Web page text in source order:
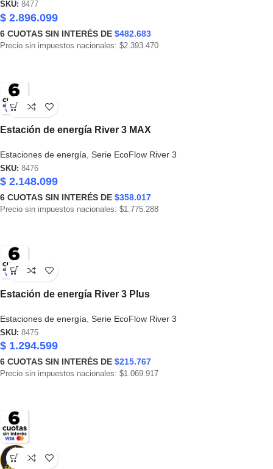
SKU: 8477
$ 2.896.099
6 CUOTAS SIN INTERÉS DE $482.683
Precio sin impuestos nacionales: $2.393.470
Estación de energía River 3 MAX
Estaciones de energía Serie EcoFlow River 3
SKU: 8476
$ 2.148.099
6 CUOTAS SIN INTERÉS DE $358.017
Precio sin impuestos nacionales: $1.775.288
Estación de energía River 3 Plus
Estaciones de energía Serie EcoFlow River 3
SKU: 8475
$ 1.294.599
6 CUOTAS SIN INTERÉS DE $215.767
Precio sin impuestos nacionales: $1.069.917